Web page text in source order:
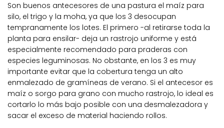
Son buenos antecesores de una pastura el maíz para
silo, el trigo y la moha, ya que los 3 desocupan
tempranamente los lotes. El primero -al retirarse toda la
planta para ensilar- deja un rastrojo uniforme y está
especialmente recomendado para praderas con
especies leguminosas. No obstante, en los 3 es muy
importante evitar que la cobertura tenga un alto
enmalezado de gramíneas de verano. Si el antecesor es
maíz o sorgo para grano con mucho rastrojo, lo ideal es
cortarlo lo más bajo posible con una desmalezadora y
sacar el exceso de material haciendo rollos.